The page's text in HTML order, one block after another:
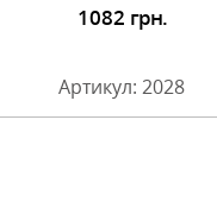
1082 грн.
Артикул: 2028
Подробнее